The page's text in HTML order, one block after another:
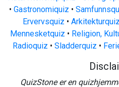
• Gastronomiquiz •
Ervervsquiz • Arkitekturquiz
Mennesketquiz • Religion,
Radioquiz • Sladderquiz •
QuizStone er en